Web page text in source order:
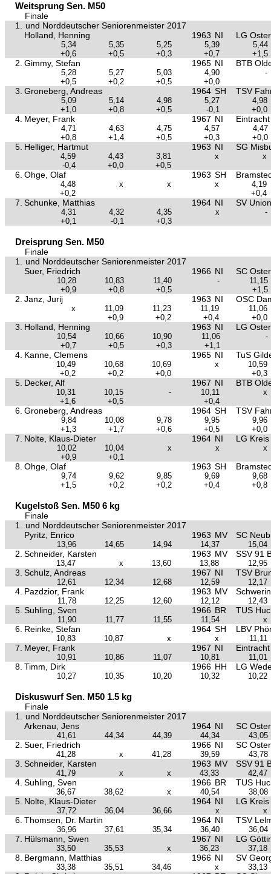
Weitsprung Sen. M50
Finale
1.
und Norddeutscher Seniorenmeister 2017
Holland, Henning
1963 NI LG
5,34 5,35 5,25 5,39
5,44
+0,6
+0,5 +0,3 +0,7 +1,5
2. Gimmy, Stefan 1965 NI BTB
5,28 5,27 5,03 4,90
-
+0,5
+0,2 +0,5 +0,0
3. Groneberg, Andreas 1964 SH TSV
5,09 5,14 4,98 5,27
4,98
+1,0
+0,8 +0,5 -0,1 +0,0
4. Meyer, Frank 1967 NI
4,71 4,63 4,75 4,57
4,47
+0,8
+1,4 +0,5 +0,3 +0,0
5. Helliger, Hartmut 1963 NI SG
4,59 4,43 3,81 x
x
-0,4
+0,0 +0,5
6. Ohge, Olaf 1963 SH
4,48 x x x
4,19
+0,2
+0,4
7. Schunke, Matthias 1964 NI SV
4,31 4,32 4,35 x
-
+0,1
-0,1 +0,3
Dreisprung Sen. M50
Finale
1.
und Norddeutscher Seniorenmeister 2017
Suer, Friedrich
1966 NI SC
10,28 10,83 11,40 -
11,15
+0,9
+0,8 +0,5 +1,5
2. Janz, Jurij 1963 NI OSC
x 11,09 11,23 11,19
11,06
+0,9
+0,2 +0,4 +0,0
3. Holland, Henning 1963 NI LG
10,54 10,66 10,90 11,06
-
+0,7
+0,5 +0,3 +1,1
4. Kanne, Clemens 1965 NI TuS
10,49 10,68 10,69 x
10,59
+0,2
+0,2 +0,0 +0,3
5. Decker, Alf 1967 NI BTB
10,31 10,15 - 10,11
x
+1,6
+0,5 +0,4
6. Groneberg, Andreas 1964 SH TSV
9,84 10,08 9,78 9,95
9,96
+1,3
+1,7 +0,6 +0,5 +0,0
7. Nolte, Klaus-Dieter 1964 NI LG
10,02 10,04 x x
x
+0,9
+0,1
8. Ohge, Olaf 1963 SH
9,74 9,62 9,85 9,69
9,68
+1,5
+0,2 +0,2 +0,4 +0,8
Kugelstoß Sen. M50 6 kg
Finale
1.
und Norddeutscher Seniorenmeister 2017
Pyritz, Enrico
1963 MV SC
13,96 14,65 14,94 14,37 15,04
2. Schneider, Karsten 1963 MV SSV 91
13,47 x 13,60 13,88 12,95
3. Schulz, Andreas 1967 NI TSV
12,61 12,34 12,68 12,59 12,17
4. Pazdzior, Frank 1963 MV
11,78 12,25 12,60 12,12 12,43
5. Suhling, Sven 1966 BR TUS
11,90 11,77 11,55 11,54 x
6. Reinke, Stefan 1964 SH LBV
10,83 10,87 x x 11,11
7. Meyer, Frank 1967 NI
10,91 10,86 11,07 10,81 11,01
8. Timm, Dirk 1966 HH LG
10,27 10,35 10,20 10,32 10,22
Diskuswurf Sen. M50 1.5 kg
Finale
1.
und Norddeutscher Seniorenmeister 2017
Arkenau, Jens
1964 NI SC
41,61 44,34 44,39 44,34 43,05
2. Suer, Friedrich 1966 NI SC
41,28 x 41,28 39,59 43,78
3. Schneider, Karsten 1963 MV SSV 91
41,79 x x 43,33 42,47
4. Suhling, Sven 1966 BR TUS
36,67 38,62 x 40,54 38,08
5. Nolte, Klaus-Dieter 1964 NI LG
37,72 36,04 36,66 x x
6. Thomsen, Dr. Martin 1964 NI TSV
36,96 37,61 35,34 36,40 36,04
7. Hülsmann, Swen 1967 NI LG
33,50 35,53 x 36,23 37,18
8. Bergmann, Matthias 1966 NI SV
33,38 35,51 34,46 x 33,13